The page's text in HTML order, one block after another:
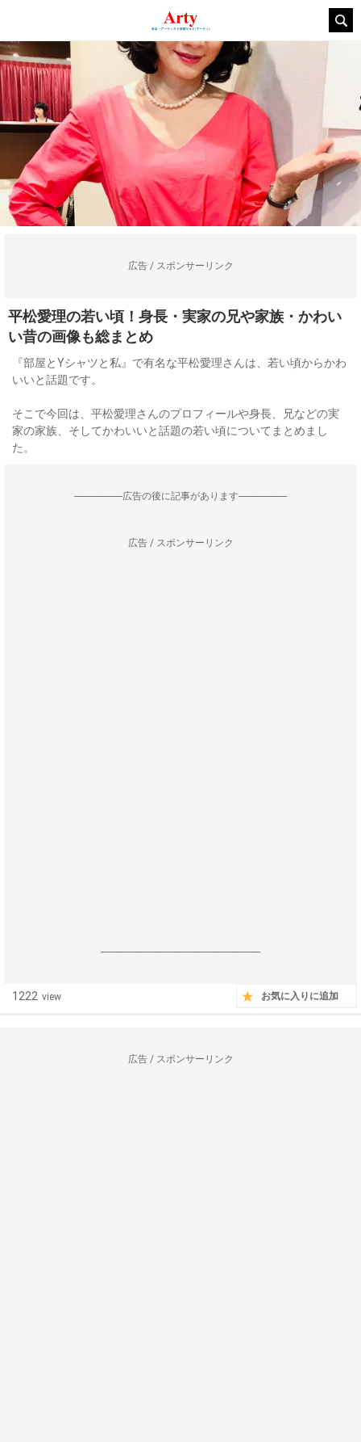
広告 / スポンサーリンク
平松愛理の若い頃！身長・実家の兄や家族・かわい
い昔の画像も総まとめ
『部屋とYシャツと私』で有名な平松愛理さんは、若い頃からかわ
いいと話題です。
そこで今回は、平松愛理さんのプロフィールや身長、兄などの実
家の家族、そしてかわいいと話題の若い頃についてまとめまし
た。
--------------------広告の後に記事があります--------------------
広告 / スポンサーリンク
------------------------------------------------------------------
1222 view お気に入りに追加
広告 / スポンサーリンク